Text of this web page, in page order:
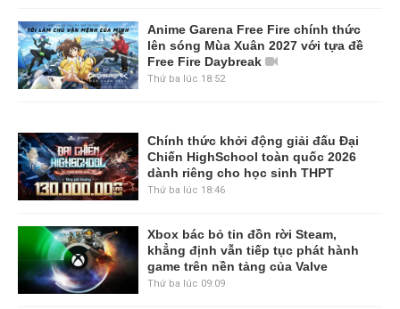
Anime Garena Free Fire chính thức
lên sóng Mùa Xuân 2027 với tựa đề
Free Fire Daybreak
Thứ ba lúc 18:52
Chính thức khởi động giải đấu Đại
Chiến HighSchool toàn quốc 2026
dành riêng cho học sinh THPT
Thứ ba lúc 18:46
Xbox bác bỏ tin đồn rời Steam,
khẳng định vẫn tiếp tục phát hành
game trên nền tảng của Valve
Thứ ba lúc 09:09